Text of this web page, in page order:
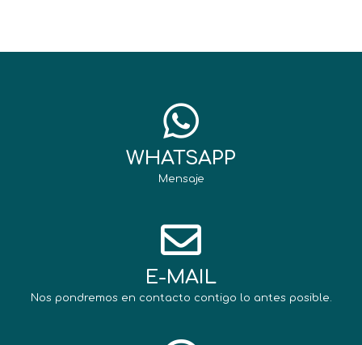
WHATSAPP
Mensaje
E-MAIL
Nos pondremos en contacto contigo lo antes posible.